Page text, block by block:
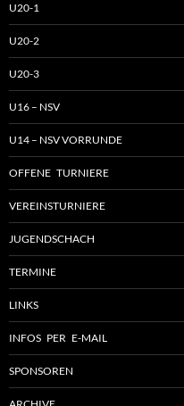
U20-1
U20-2
U20-3
U16 – NSV
U14 – NSV VORRUNDE
OFFENE TURNIERE
VEREINSTURNIERE
JUGENDSCHACH
TERMINE
LINKS
INFOS PER E-MAIL
SPONSOREN